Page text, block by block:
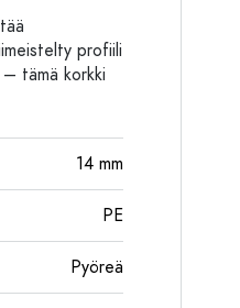
profiili
tämä korkki
14 mm
PE
Pyöreä